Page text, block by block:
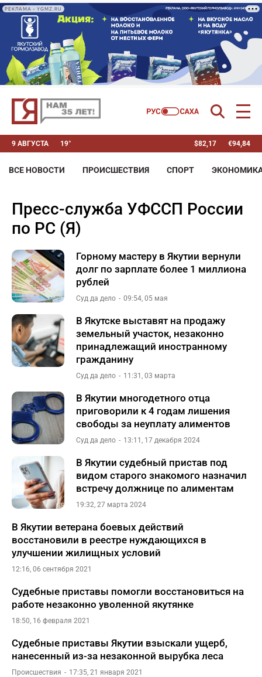
РЕКЛАМА • YGMZ.RU
9 АВГУСТА 19° $82,17 €94,84
ВСЕ НОВОСТИ ПРОИСШЕСТВИЯ СПОРТ
пресс-служба УФССП России
по РС (Я)
Горному мастеру в Якутии вернули
долг по зарплате более 1 миллиона
рублей
Суд да дело 09:54, 05 мая
В Якутске выставят на продажу
земельный участок, незаконно
принадлежащий иностранному
гражданину
Суд да дело 11:31, 03 марта
В Якутии многодетного отца
приговорили к 4 годам лишения
свободы за неуплату алиментов
Суд да дело 13:11, 17 декабря 2024
В Якутии судебный пристав под
видом старого знакомого назначил
встречу должнице по алиментам
19:32, 27 марта 2024
В Якутии ветерана боевых действий
восстановили в реестре нуждающихся в
улучшении жилищных условий
12:16, 06 сентября 2021
Судебные приставы помогли восстановиться на
работе незаконно уволенной якутянке
18:50, 16 февраля 2021
Судебные приставы Якутии взыскали ущерб,
нанесенный из-за незаконной вырубка леса
Происшествия 17:35, 21 января 2021